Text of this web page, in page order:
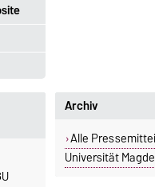
Archiv
Alle
Universität